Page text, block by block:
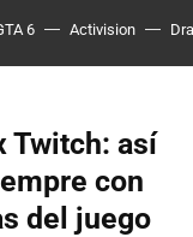
6 Activision
Twitch: así
con
del juego